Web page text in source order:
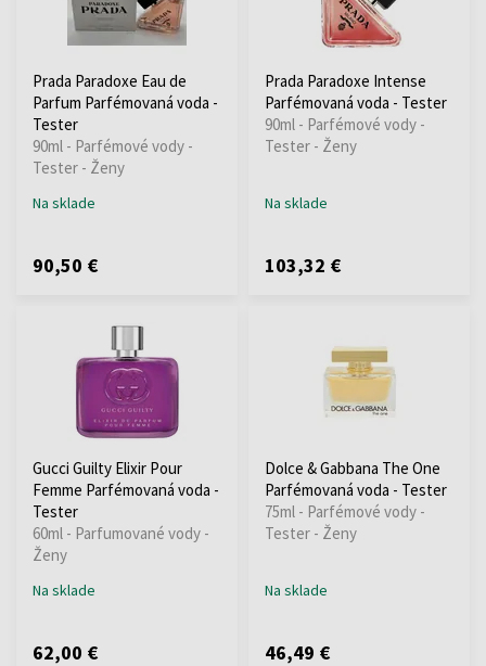
Prada Paradoxe Eau de
Parfum Parfémovaná voda -
Tester
90ml - Parfémové vody -
Tester - Ženy
Na sklade
90,50 €
Prada Paradoxe Intense
Parfémovaná voda - Tester
90ml - Parfémové vody -
Tester - Ženy
Na sklade
103,32 €
Gucci Guilty Elixir Pour
Femme Parfémovaná voda -
Tester
60ml - Parfumované vody -
Ženy
Na sklade
62,00 €
Dolce & Gabbana The One
Parfémovaná voda - Tester
75ml - Parfémové vody -
Tester - Ženy
Na sklade
46,49 €